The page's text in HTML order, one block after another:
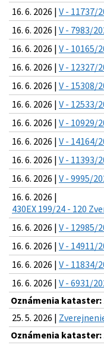
16. 6. 2026 | V - 11737/
16. 6. 2026 | V - 7983/
16. 6. 2026 | V - 10165/
16. 6. 2026 | V - 12327/
16. 6. 2026 | V - 15308/
16. 6. 2026 | V - 12533/
16. 6. 2026 | V - 10929/
16. 6. 2026 | V - 14164/
16. 6. 2026 | V - 11393/
16. 6. 2026 | V - 9995/
16. 6. 2026 |
430EX 199/24 - 120
16. 6. 2026 | V - 12985/
16. 6. 2026 | V - 14911/
16. 6. 2026 | V - 11834/
16. 6. 2026 | V - 6931/
Oznámenia kataster:
25. 5. 2026 |
Oznámenia kataster: